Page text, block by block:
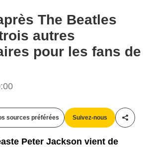
The Beatles
autres
pour les fans de
sources préférées Suivez-nous
Peter Jackson vient de